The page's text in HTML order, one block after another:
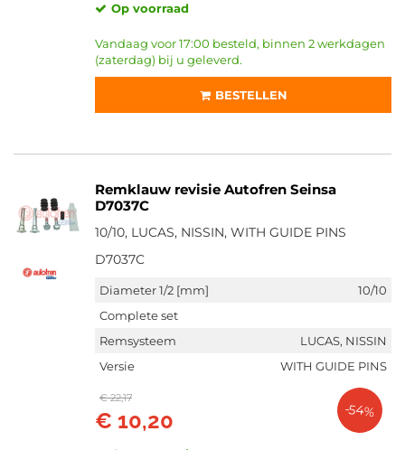
Op voorraad
Vandaag voor 17:00 besteld, binnen 2 werkdagen
(zaterdag) bij u geleverd.
BESTELLEN
Remklauw revisie Autofren Seinsa
D7037C
10/10, LUCAS, NISSIN, WITH GUIDE PINS
D7037C
Diameter 1/2 [mm]
10/10
Complete set
Remsysteem
LUCAS, NISSIN
Versie
WITH GUIDE PINS
€ 22,17
€ 10,20 -54%